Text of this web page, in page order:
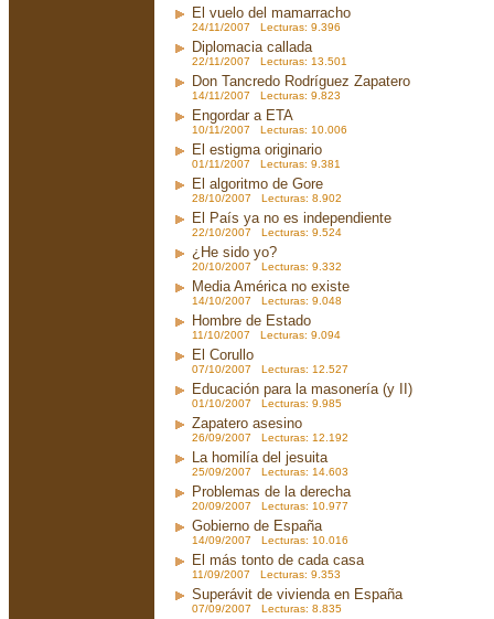
El vuelo del mamarracho
24/11/2007 Lecturas: 9.396
Diplomacia callada
22/11/2007 Lecturas: 13.501
Don Tancredo Rodríguez Zapatero
14/11/2007 Lecturas: 9.823
Engordar a ETA
10/11/2007 Lecturas: 10.006
El estigma originario
01/11/2007 Lecturas: 9.381
El algoritmo de Gore
28/10/2007 Lecturas: 8.902
El País ya no es independiente
22/10/2007 Lecturas: 9.524
¿He sido yo?
20/10/2007 Lecturas: 9.332
Media América no existe
14/10/2007 Lecturas: 9.048
Hombre de Estado
11/10/2007 Lecturas: 9.094
El Corullo
07/10/2007 Lecturas: 12.527
Educación para la masonería (y II)
01/10/2007 Lecturas: 9.985
Zapatero asesino
26/09/2007 Lecturas: 12.192
La homilía del jesuita
25/09/2007 Lecturas: 14.603
Problemas de la derecha
20/09/2007 Lecturas: 10.977
Gobierno de España
14/09/2007 Lecturas: 10.016
El más tonto de cada casa
11/09/2007 Lecturas: 9.353
Superávit de vivienda en España
07/09/2007 Lecturas: 8.835